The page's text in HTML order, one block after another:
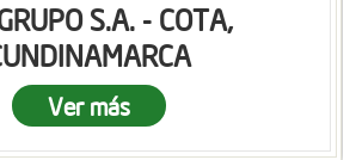
S.A. - COTA,
Ver más